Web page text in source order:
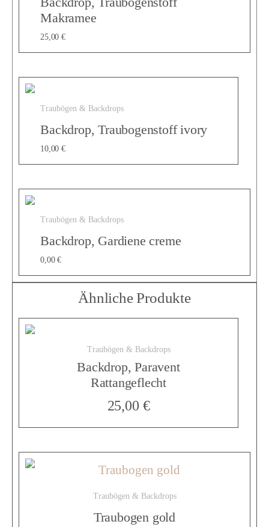
g
t
ä
n
e
r
M
e
Makramee
25,00 €
Traubögen & Backdrops
Backdrop, Traubogenstoff ivory
10,00 €
Traubögen & Backdrops
Backdrop, Gardiene creme
0,00€
Ähnliche Produkte
Traubögen & Backdrops
Backdrop, Paravent
Rattangeflecht
25,00 €
Traubögen & Backdrops
Traubogen gold